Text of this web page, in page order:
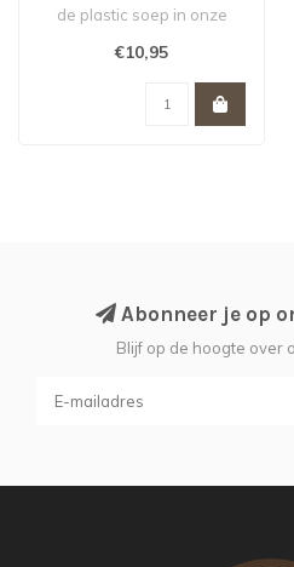
de plastic soep in onze
oceanen? Met deze glazen
€10,95
Abonneer je op
Blijf op de hoogte over